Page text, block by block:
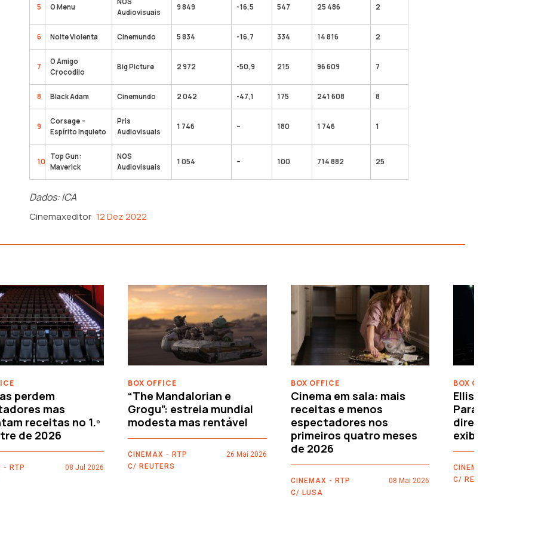
5 O Menu
Audiovisuais
9 849 -16,5 547 25 486 2
6 Noite Violenta Cinemundo 5 834 -16,7 334 14 816 2
7
O Amigo
Crocodilo
Big Picture 2 972 -50,9 215 96 609 7
8 Black Adam Cinemundo 2 042 -47,1 175 241 608 8
9
Corsage –
Espírito Inquieto
Pris
Audiovisuais
1 746 – 180 1 746 1
10
Top Gun:
Maverick
NOS
Audiovisuais
1 054 – 100 714 882 25
Dados: ICA
Cinemaxeditor 12 Dez 2022
perdem
mas
receitas no 1.º
de 2026
- RTP
08 Jul 2026
BOX OFFICE
“The Mandalorian e
Grogu”: estreia mundial
modesta mas rentável
CINEMAX - RTP
C/ REUTERS
26 Mai 2026
BOX OFFICE
Cinema em sala: mais
receitas e menos
espectadores nos
primeiros quatro meses
de 2026
CINEMAX - RTP
C/ LUSA
08 Mai 2026
BOX OFFICE
Ellison leva o
directamente
exibidores
CINEMAX - RTP
C/ REUTERS